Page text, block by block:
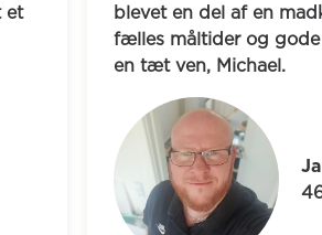
af en madklub, som han mødes
og gode samtaler, og her har
Jakob
46 år